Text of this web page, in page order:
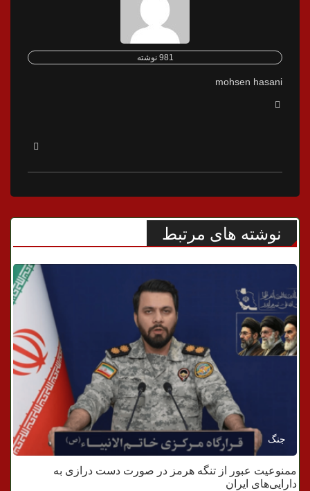
981 نوشته
mohsen hasani
نوشته های مرتبط
جنگ
ممنوعیت عبور از تنگه هرمز در صورت دست درازی به
دارایی‌های ایران